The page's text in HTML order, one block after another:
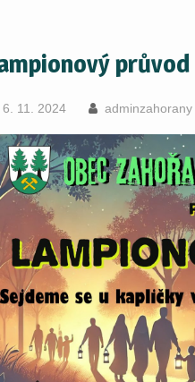
průvod
6. 11. 2024 adminzahorany